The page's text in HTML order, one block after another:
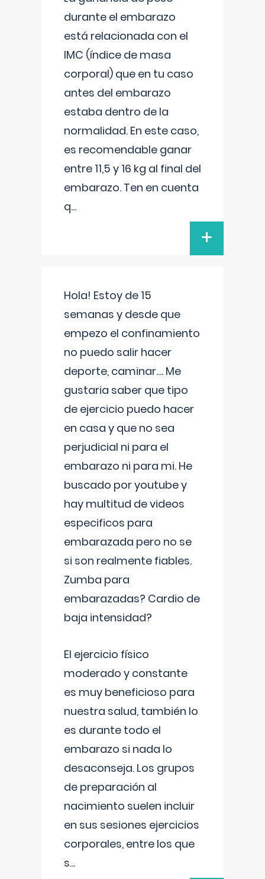
durante el embarazo
está relacionada con el
IMC (índice de masa
corporal) que en tu caso
antes del embarazo
estaba dentro de la
normalidad. En este caso,
es recomendable ganar
entre 11,5 y 16 kg al final del
embarazo. Ten en cuenta
q...
+
Hola! Estoy de 15
semanas y desde que
empezo el confinamiento
no puedo salir hacer
deporte, caminar.... Me
gustaria saber que tipo
de ejercicio puedo hacer
en casa y que no sea
perjudicial ni para el
embarazo ni para mi. He
buscado por youtube y
hay multitud de videos
especificos para
embarazada pero no se
si son realmente fiables.
Zumba para
embarazadas? Cardio de
baja intensidad?
El ejercicio físico
moderado y constante
es muy beneficioso para
nuestra salud, también lo
es durante todo el
embarazo si nada lo
desaconseja. Los grupos
de preparación al
nacimiento suelen incluir
en sus sesiones ejercicios
corporales, entre los que
s...